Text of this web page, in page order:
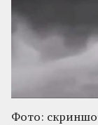
Фото: